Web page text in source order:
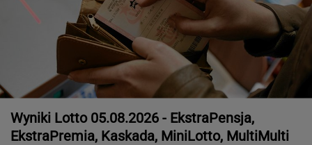
Wyniki Lotto 05.08.2026 - EkstraPensja,
EkstraPremia, Kaskada, MiniLotto, MultiMulti